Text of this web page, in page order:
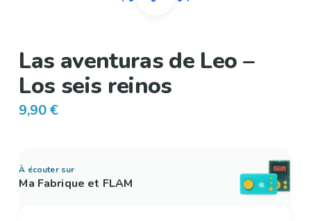
Las aventuras de Leo –
Los seis reinos
9,90 €
À écouter sur
Ma Fabrique et FLAM